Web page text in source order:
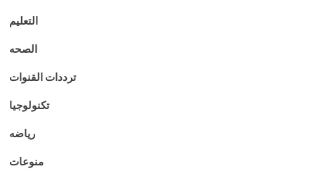
التعليم
الصحه
ترددات القنوات
تكنولوجيا
رياضه
منوعات